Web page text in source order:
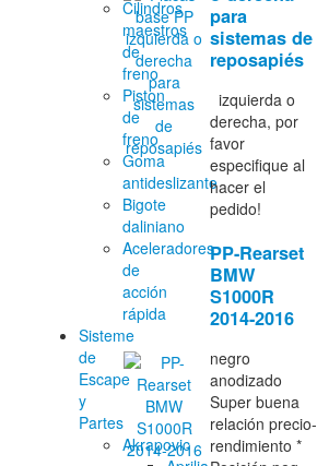
Cilindros
maestros
de
freno
Piston
de
freno
Goma
antideslizante
Bigote
daliniano
Aceleradores
de
acción
rápida
Sisteme
de
Escape
y
Partes
Akrapovic
para
sistemas de
reposapiés
izquierda o
derecha, por
favor
especifique al
hacer el
pedido!
PP-Rearset
BMW
S1000R
2014-2016
negro
anodizado
Super buena
relación precio-
rendimiento *